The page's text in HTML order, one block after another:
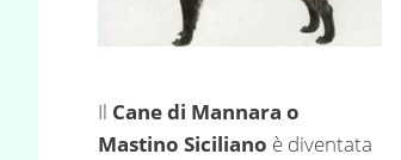
Il Cane di Mannara o
Mastino Siciliano è diventata